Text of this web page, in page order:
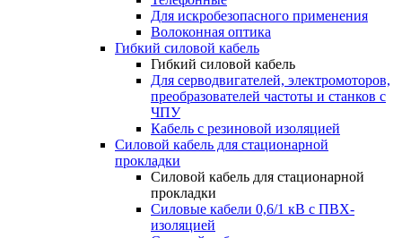
Для искробезопасного применения
Волоконная оптика
Гибкий силовой кабель
Гибкий силовой кабель
Для серводвигателей, электромоторов,
преобразователей частоты и станков с
ЧПУ
Кабель с резиновой изоляцией
Силовой кабель для стационарной
прокладки
Силовой кабель для стационарной
прокладки
Силовые кабели 0,6/1 кВ с ПВХ-
изоляцией